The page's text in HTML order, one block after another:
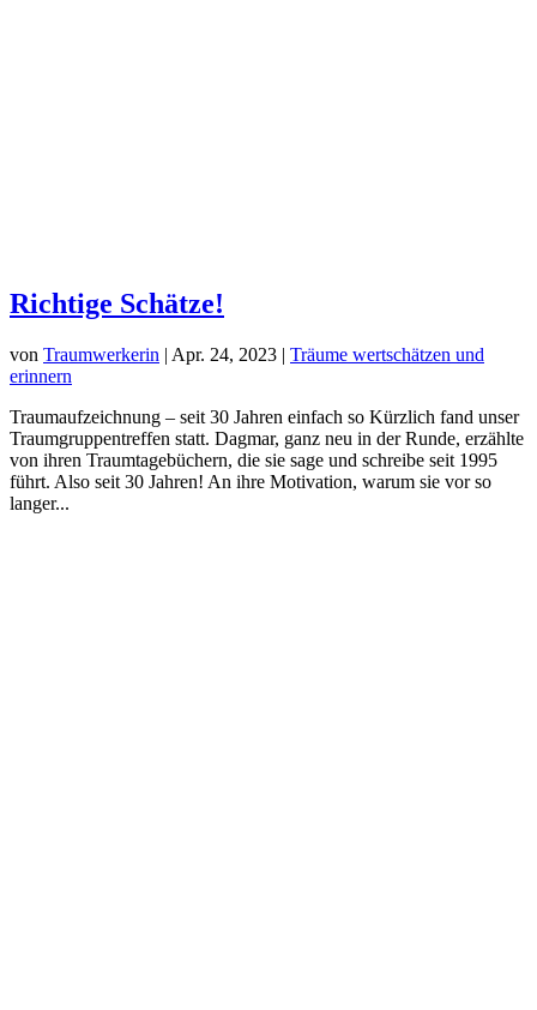
Richtige Schätze!
von Traumwerkerin | Apr. 24, 2023 | Träume wertschätzen und
erinnern
Traumaufzeichnung – seit 30 Jahren einfach so Kürzlich fand unser
Traumgruppentreffen statt. Dagmar, ganz neu in der Runde, erzählte
von ihren Traumtagebüchern, die sie sage und schreibe seit 1995
führt. Also seit 30 Jahren! An ihre Motivation, warum sie vor so
langer...